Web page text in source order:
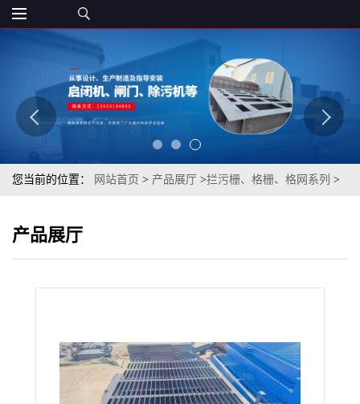
您当前的位置： 网站首页 > 产品展厅 >拦污栅、格栅、格网系列 >
产品展厅